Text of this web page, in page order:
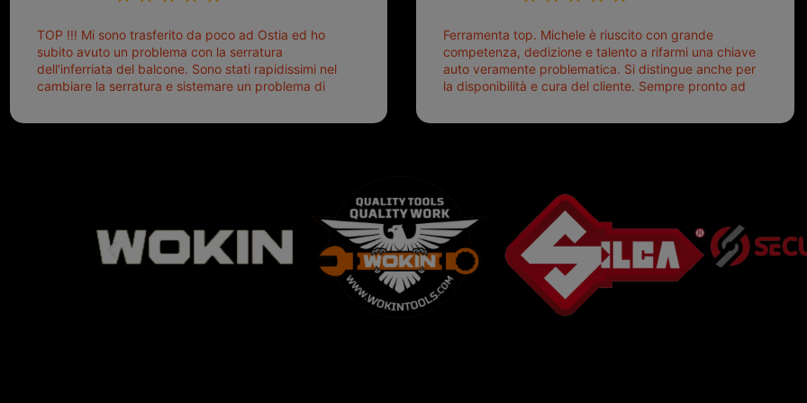
TOP !!! Mi sono trasferito da poco ad Ostia ed ho
subito avuto un problema con la serratura
dell'inferriata del balcone. Sono stati rapidissimi nel
cambiare la serratura e sistemare un problema di
che onesto evitando spese ben più esose.
Ferramenta top. Michele è riuscito con grande
competenza, dedizione e talento a rifarmi una chiave
auto veramente problematica. Si distingue anche per
la disponibilità e cura del cliente. Sempre pronto ad